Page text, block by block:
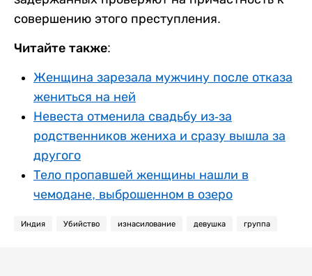
совершению этого преступления.
Читайте также:
Женщина зарезала мужчину после отказа
жениться на ней
Невеста отменила свадьбу из-за
родственников жениха и сразу вышла за
другого
Тело пропавшей женщины нашли в
чемодане, выброшенном в озеро
Индия Убийство изнасилование девушка группа